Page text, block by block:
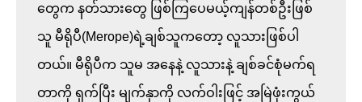
တွေက နတ်သားတွေ ဖြစ်ကြပေမယ့်ကျန်တစ်ဦးဖြစ်
သူ မီရိုပီ(Merope)ရဲ့ချစ်သူကတော့ လူသားဖြစ်ပါ
တယ်။ မီရိုပီက သူမ အနေနဲ့ လူသားနဲ့ ချစ်ခင်စုံမက်ရ
တာကို ရှက်ပြီး မျက်နှာကို လက်ဝါးဖြင့် အမြဲဖုံးကွယ်